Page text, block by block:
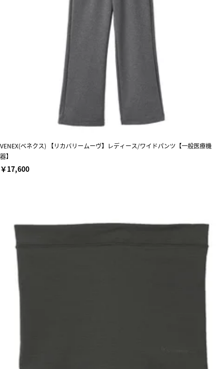
VENEX(ベネクス) 【リカバリームーヴ】レディース/ワイドパンツ【一般医療機
器】
￥17,600